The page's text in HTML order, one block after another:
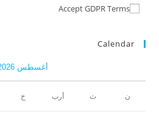
Accept GDPR Terms
Calendar
أغسطس 2026
ن ث أرب خ